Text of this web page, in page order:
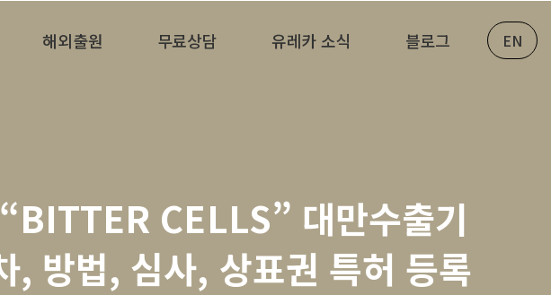
해외출원 무료상담 유레카 소식 블로그 EN
CELLS” 대만수출기
, 방법, 심사, 상표권 특허 등록